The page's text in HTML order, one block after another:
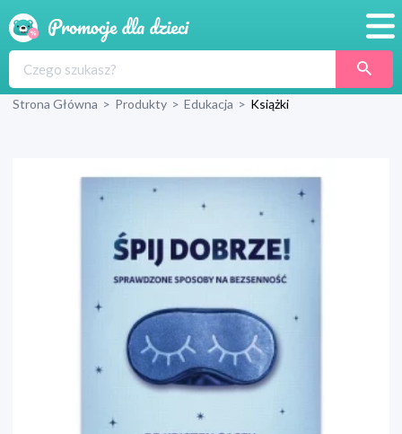
Produkty
Wyprawka
Strona Główna > Produkty > Edukacja > Książki